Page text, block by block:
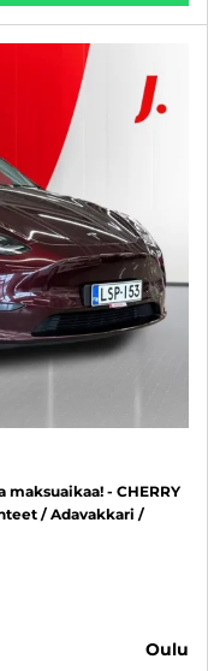
- CHERRY
/ Adavakkari /
oulu